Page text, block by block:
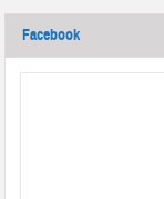
Facebook